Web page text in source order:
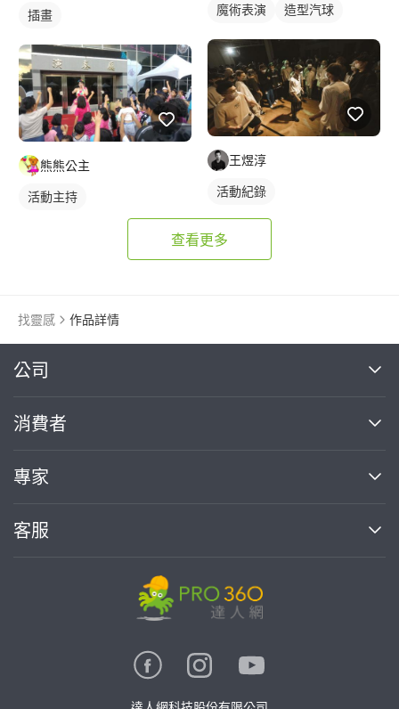
插畫
熊熊公主
活動主持
魔術表演 造型汽球
王煜淳
活動紀錄
查看更多
找靈感 作品詳情
公司
關於我們
部落格
加入我們
消費者
買服務
熱門服務
專家
案件中心
客服
繼續完成